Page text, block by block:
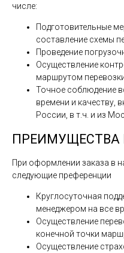
числе:
Подготовительные
составление схемы
Проведение
Осуществление
маршрутом
Точное соблюдение
времени и качеству,
России, в т.ч. и из
ПРЕИМУЩЕСТВА
При оформлении заказа в
следующие преференции
Круглосуточная
менеджером на все
Осуществление
конечной точки
Осуществление